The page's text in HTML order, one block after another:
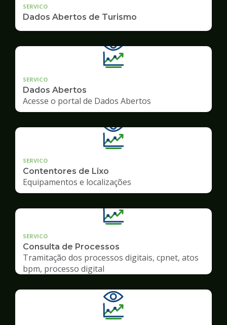
SERVICO
Dados Abertos de Turismo
SERVICO
Dados Abertos
Acesse o portal de Dados Abertos
SERVICO
Contentores de Lixo
Equipamentos e localizações
SERVICO
Consulta de Processos
Tramitação dos processos digitais, cpnet, atos
bpm, processo digital